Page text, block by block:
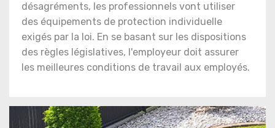
désagréments, les professionnels vont utiliser
des équipements de protection individuelle
exigés par la loi. En se basant sur les dispositions
des règles législatives, l'employeur doit assurer
les meilleures conditions de travail aux employés.